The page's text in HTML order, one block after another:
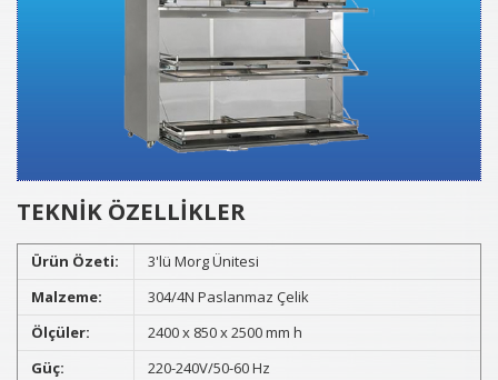
TEKNİK ÖZELLİKLER
Ürün Özeti:
3'lü Morg Ünitesi
Malzeme:
304/4N Paslanmaz Çelik
Ölçüler:
2400 x 850 x 2500 mm h
Güç:
220-240V/50-60 Hz